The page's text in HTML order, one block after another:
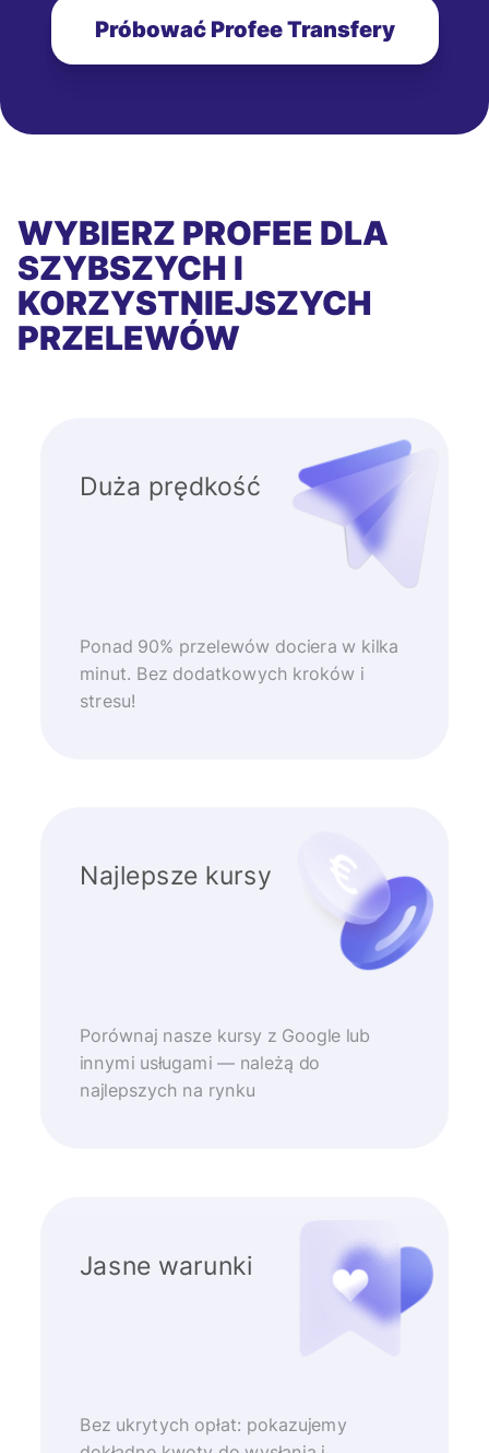
Próbować Profee Transfery
WYBIERZ PROFEE DLA
SZYBSZYCH I
KORZYSTNIEJSZYCH
PRZELEWÓW
Duża prędkość
Ponad 90% przelewów dociera w kilka
minut. Bez dodatkowych kroków i
stresu!
Najlepsze kursy
Porównaj nasze kursy z Google lub
innymi usługami — należą do
najlepszych na rynku
Jasne warunki
Bez ukrytych opłat: pokazujemy